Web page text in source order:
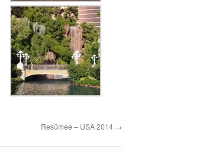
Resümee – USA 2014 →